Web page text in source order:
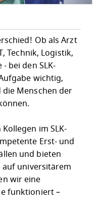
Ob als Arzt
Technik, Logistik,
bei den SLK-
wichtig,
Menschen der
im SLK-
Erst- und
und bieten
universitärem
wir eine
funktioniert –